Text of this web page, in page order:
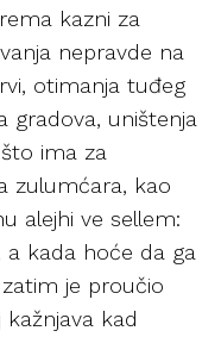
kazni za
nepravde na
otimanja tuđeg
gradova, uništenja
ima za
zulumćara, kao
alejhi ve sellem:
a kada hoće da ga
je proučio
kad